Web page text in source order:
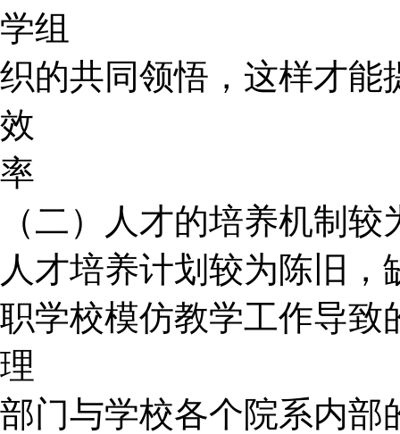
学组
织的共同领悟，这样才能
效
率
（二）人才的培养机制
人才培养计划较为陈旧
职学校模仿教学工作导致
理
部门与学校各个院系内部